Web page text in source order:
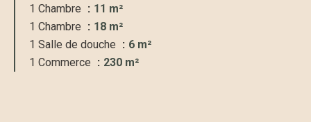
1 Chambre
11 m²
1 Chambre
18 m²
1 Salle de douche
6 m²
1 Commerce
230 m²